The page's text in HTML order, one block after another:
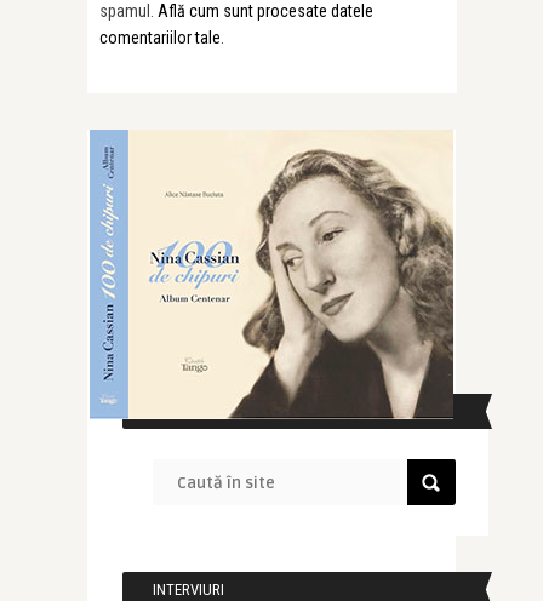
spamul. Află cum sunt procesate datele
comentariilor tale
CAUTĂ ÎN SITE
INTERVIURI